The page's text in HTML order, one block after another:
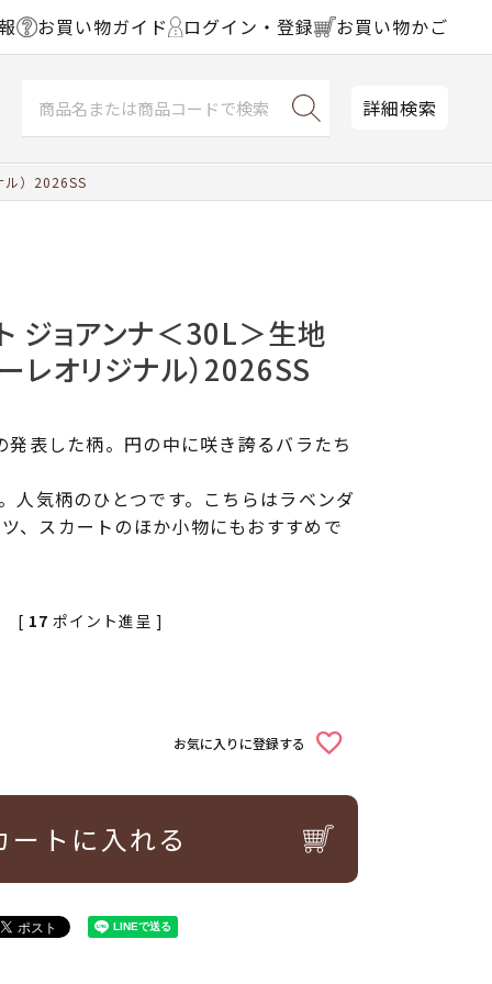
お買い物ガイド ログイン・登録 お買い物かご
詳細検索
ル）2026SS
ジョアンナ＜30L＞生地
レオリジナル）2026SS
表した柄。円の中に咲き誇るバラたち
人気柄のひとつです。こちらはラベンダ
、スカートのほか小物にもおすすめで
[ 17 ポイント進呈 ]
お気に入りに登録する
ートに入れる